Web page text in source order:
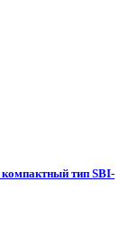
тип SBI-